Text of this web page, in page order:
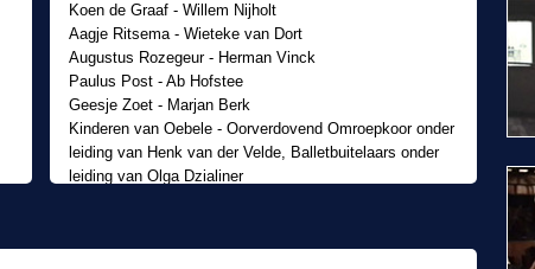
Koen de Graaf - Willem Nijholt
Aagje Ritsema - Wieteke van Dort
Augustus Rozegeur - Herman Vinck
Paulus Post - Ab Hofstee
Geesje Zoet - Marjan Berk
Kinderen van Oebele - Oorverdovend Omroepkoor onder
leiding van Henk van der Velde, Balletbuitelaars onder
leiding van Olga Dzialiner